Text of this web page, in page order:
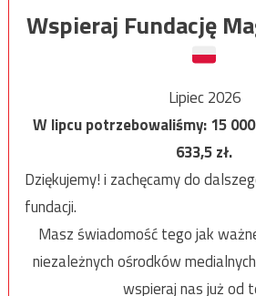
Wspieraj Fundację
Lipiec 2026
W lipcu potrzebowaliśmy:15 000
633,5zł.
Dziękujemy! i zachęcamy do
fundacji.
Masz świadomość tego jak
niezależnych ośrodków
wspieraj nas już od